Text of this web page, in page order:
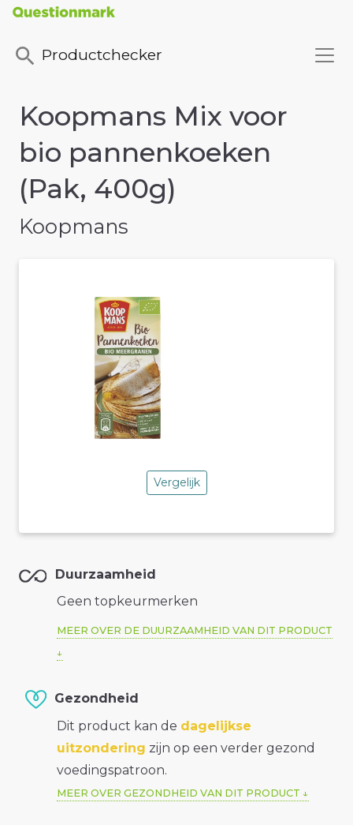
Productchecker
Koopmans Mix voor
bio pannenkoeken
(Pak, 400g)
Koopmans
Vergelijk
Duurzaamheid
Geen topkeurmerken
MEER OVER DE DUURZAAMHEID VAN DIT PRODUCT
Gezondheid
Dit product kan de dagelijkse
uitzondering zijn op een verder gezond
voedingspatroon.
MEER OVER GEZONDHEID VAN DIT PRODUCT